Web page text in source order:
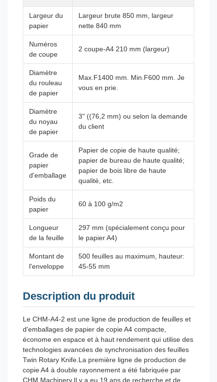
Largeur du
papier
Largeur brute 850 mm, largeur
nette 840 mm
Numéros
de coupe
2 coupe-A4 210 mm (largeur)
Diamètre
du rouleau
de papier
Max.F1400 mm. Min.F600 mm. Je
vous en prie.
Diamètre
du noyau
de papier
3" ((76,2 mm) ou selon la demande
du client
Grade de
papier
d'emballage
Papier de copie de haute qualité;
papier de bureau de haute qualité;
papier de bois libre de haute
qualité, etc.
Poids du
papier
60 à 100 g/m2
Longueur
de la feuille
297 mm (spécialement conçu pour
le papier A4)
Montant de
l'enveloppe
500 feuilles au maximum, hauteur:
45-55 mm
Description du produit
Le CHM-A4-2 est une ligne de production de feuilles et
d'emballages de papier de copie A4 compacte,
économe en espace et à haut rendement qui utilise des
technologies avancées de synchronisation des feuilles
Twin Rotary Knife. La première ligne de production de
copie A4 à double rayonnement a été fabriquée par
CHM Machinery.Il y a eu 19 ans de recherche et de